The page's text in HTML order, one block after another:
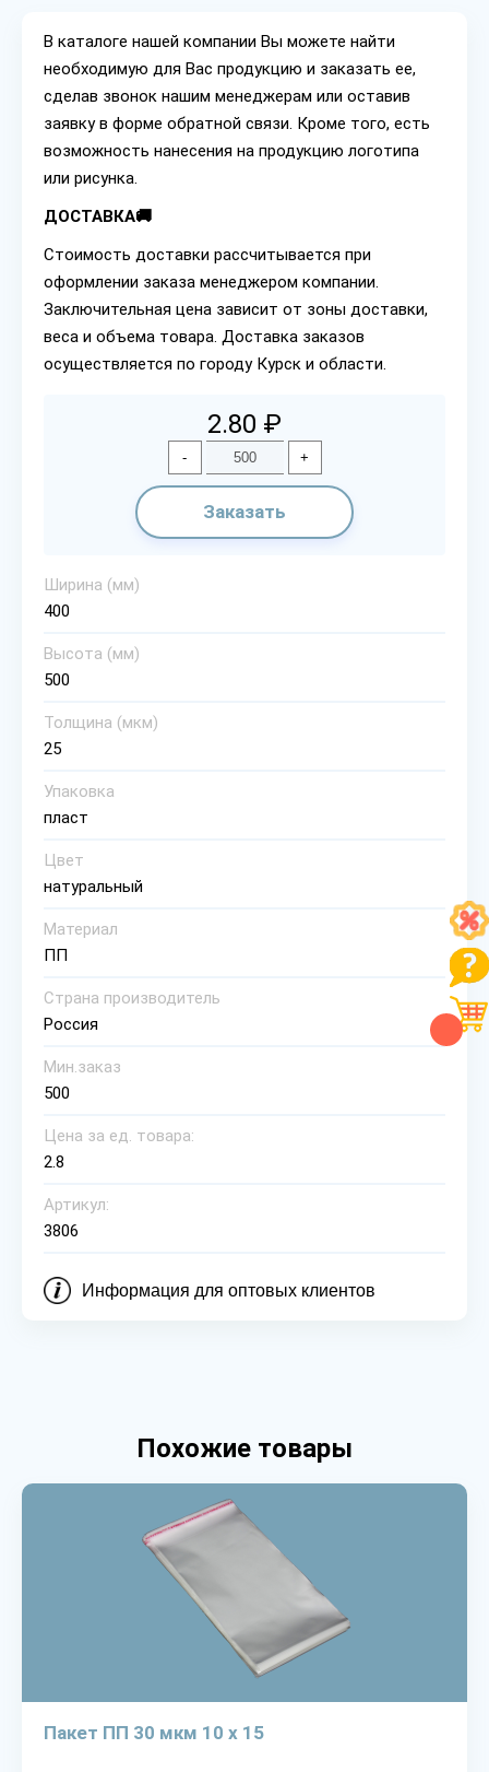
В каталоге нашей компании Вы можете найти
необходимую для Вас продукцию и заказать ее,
сделав звонок нашим менеджерам или оставив
заявку в форме обратной связи. Кроме того, есть
возможность нанесения на продукцию логотипа
или рисунка.
ДОСТАВКА🚚
Стоимость доставки рассчитывается при
оформлении заказа менеджером компании.
Заключительная цена зависит от зоны доставки,
веса и объема товара. Доставка заказов
осуществляется по городу Курск и области.
2.80 ₽
- +
Заказать
Ширина (мм)
400
Высота (мм)
500
Толщина (мкм)
25
Упаковка
пласт
Цвет
натуральный
Материал
ПП
Страна производитель
Россия
Мин.заказ
500
Цена за ед. товара:
2.8
Артикул:
3806
Информация для оптовых клиентов
Похожие товары
Пакет ПП 30 мкм 10 х 15